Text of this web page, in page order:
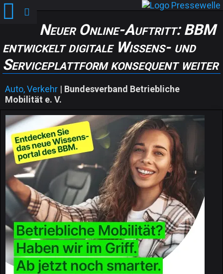
Neuer Online-Auftritt: BBM
entwickelt digitale Wissens- und
Serviceplattform konsequent weiter
Auto, Verkehr | Bundesverband Betriebliche
Mobilität e. V.